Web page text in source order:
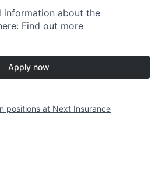
information about the
Find out more
Apply now
positions at Next Insurance